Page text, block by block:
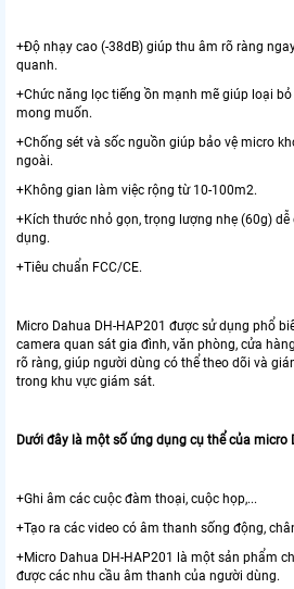
+Độ nhạy cao (-38dB) giúp thu âm rõ ràng
quanh.
+Chức năng lọc tiếng ồn mạnh mẽ giúp loại
mong muốn.
+Chống sét và sốc nguồn giúp bảo vệ micro
ngoài.
+Không gian làm việc rộng từ 10-100m2.
+Kích thước nhỏ gọn, trọng lượng nhẹ (60g)
dụng.
+Tiêu chuẩn FCC/CE.
Micro Dahua DH-HAP201 được sử dụng phổ
camera quan sát gia đình, văn phòng, cửa
rõ ràng, giúp người dùng có thể theo dõi và
trong khu vực giám sát.
Dưới đây là một số ứng dụng cụ thể của micro
+Ghi âm các cuộc đàm thoại, cuộc họp,...
+Tạo ra các video có âm thanh sống động,
+Micro Dahua DH-HAP201 là một sản phẩm
được các nhu cầu âm thanh của người dùng.